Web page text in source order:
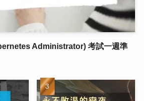
Administrator) 考試一週準